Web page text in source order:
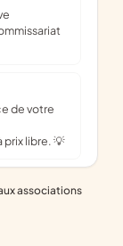
libre. 💡
associations